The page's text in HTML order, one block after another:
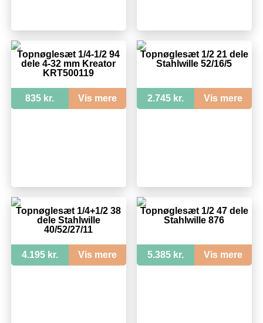
Topnøglesæt 1/4-1/2 94
dele 4-32 mm Kreator
KRT500119
835 kr. Vis mere
Topnøglesæt 1/2 21 dele
Stahlwille 52/16/5
2.745 kr. Vis mere
Topnøglesæt 1/4+1/2 38
dele Stahlwille
40/52/27/11
4.195 kr. Vis mere
Topnøglesæt 1/2 47 dele
Stahlwille 876
5.385 kr. Vis mere